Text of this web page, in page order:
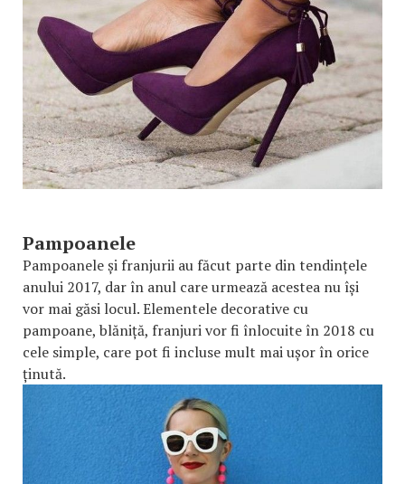
Pampoanele
Pampoanele și franjurii au făcut parte din tendințele
anului 2017, dar în anul care urmează acestea nu își
vor mai găsi locul. Elementele decorative cu
pampoane, blăniță, franjuri vor fi înlocuite în 2018 cu
cele simple, care pot fi incluse mult mai ușor în orice
ținută.